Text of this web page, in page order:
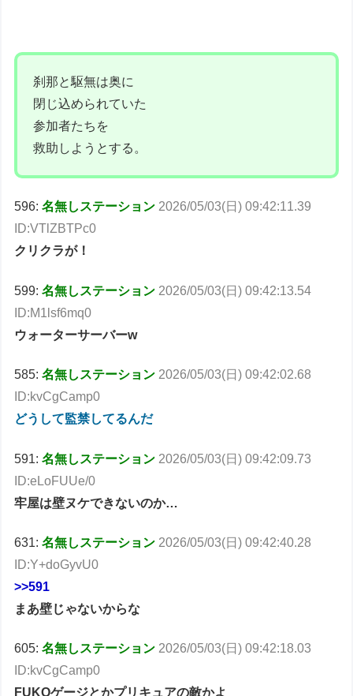
刹那と駆無は奥に
閉じ込められていた
参加者たちを
救助しようとする。
596:名無しステーション 2026/05/03(日) 09:42:11.39
ID:VTlZBTPc0
クリクラが！
599:名無しステーション 2026/05/03(日) 09:42:13.54
ID:M1lsf6mq0
ウォーターサーバーw
585:名無しステーション 2026/05/03(日) 09:42:02.68
ID:kvCgCamp0
どうして監禁してるんだ
591:名無しステーション 2026/05/03(日) 09:42:09.73
ID:eLoFUUe/0
牢屋は壁ヌケできないのか…
631:名無しステーション 2026/05/03(日) 09:42:40.28
ID:Y+doGyvU0
>>591
まあ壁じゃないからな
605:名無しステーション 2026/05/03(日) 09:42:18.03
ID:kvCgCamp0
FUKOゲージとかプリキュアの敵かよ